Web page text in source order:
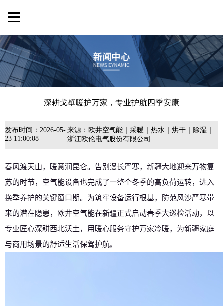
深耕戈壁暖护万家，专业护航四季安康
发布时间： 2026-05-
23 11:00:08
来源： 欧井空气能｜采暖｜热水｜烘干｜除湿｜
浙江欧伦电气股份有限公司
春风渡天山，暖意润昆仑。告别漫长严寒，新疆大地迎来万物复
苏的时节，空气能设备也完成了一整个冬季的高负荷运转，进入
换季养护的关键窗口期。为筑牢设备运行根基，防范风沙严寒带
来的潜在隐患，欧井空气能在新疆正式启动春季大巡检活动，以
专业匠心深耕西北沃土，用暖心服务守护万家冷暖，为新疆家庭
与商用场景的舒适生活保驾护航。